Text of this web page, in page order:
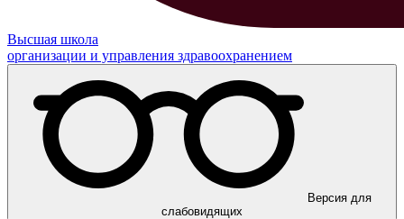
Высшая школа
организации и управления здравоохранением
Версия для
слабовидящих